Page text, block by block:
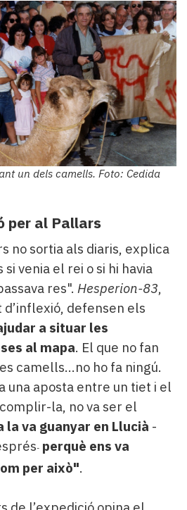
un dels camells. Foto: Cedida
per al Pallars
no sortia als diaris, explica
venia el rei o si hi havia
res". Hesperion-83,
d’inflexió, defensen els
a situar les
al mapa. El que no fan
camells…no ho fa ningú.
una aposta entre un tiet i el
la, no va ser el
la va guanyar en Llucià -
- perquè ens va
per això".